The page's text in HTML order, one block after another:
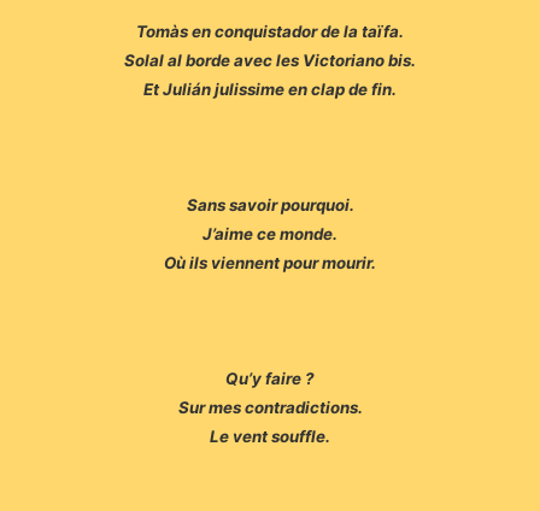
Tomàs en conquistador de la taïfa.
Solal al borde avec les Victoriano bis.
Et Julián julissime en clap de fin.
Sans savoir pourquoi.
J’aime ce monde.
Où ils viennent pour mourir.
Qu’y faire ?
Sur mes contradictions.
Le vent souffle.